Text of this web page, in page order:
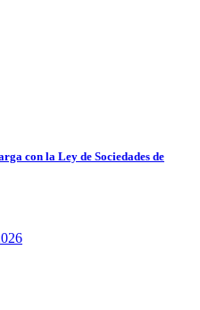
con la Ley de Sociedades de